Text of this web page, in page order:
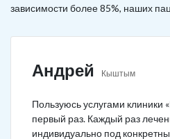
зависимости более 85%, наших
Андрей Кыштым
Пользуюсь услугами клиники
первый раз. Каждый раз
индивидуально под